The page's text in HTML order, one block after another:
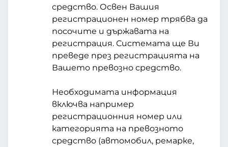
средство. Освен Вашия
регистрационен номер трябва да
посочите и държавата на
регистрация. Системата ще Ви
преведе през регистрацията на
Вашето превозно средство.
Необходимата информация
включва например
регистрационния номер или
категорията на превозното
средство (автомобил, ремарке,